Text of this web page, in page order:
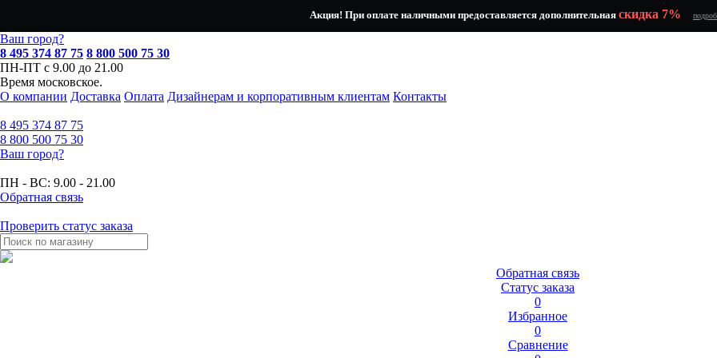
Акция! При оплате наличными предоставляется дополнительная скидка 7%
Ваш город?
8 495 374 87 75 8 800 500 75 30
ПН-ПТ с 9.00 до 21.00
Время московское.
О компании Доставка Оплата Дизайнерам и корпоративным клиентам Контакты
8 495 374 87 75
8 800 500 75 30
Ваш город?
ПН - ВС: 9.00 - 21.00
Обратная связь
Проверить статус заказа
Обратная связь
Статус заказа
0
Избранное
0
Сравнение